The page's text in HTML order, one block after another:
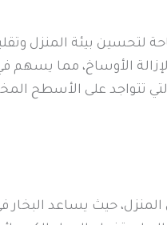
بيئة المنزل
لإزالة الأوساخ، مما
تتواجد على الأسطح
حيث يساعد البخار في